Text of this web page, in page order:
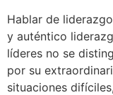
Hablar de
y auténtico
líderes no se
por su
situaciones